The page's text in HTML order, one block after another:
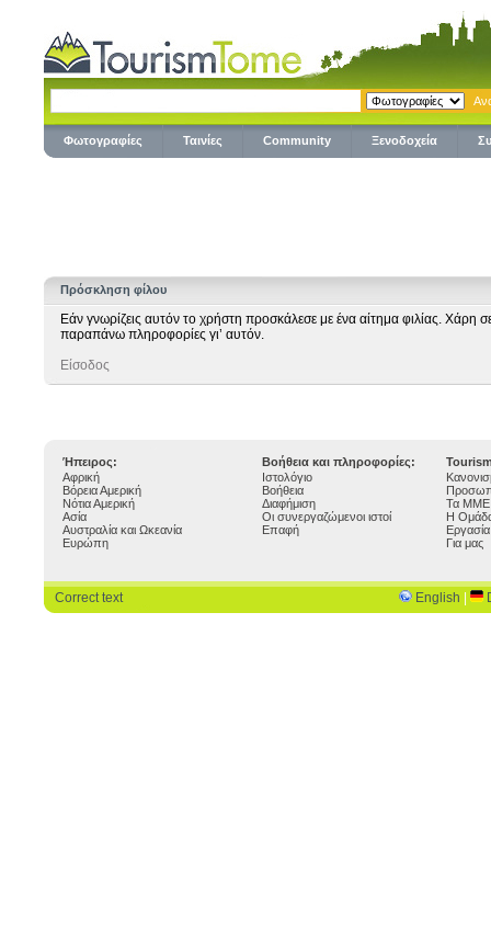
Φωτογραφίες Ταινίες Community Ξενοδοχεία
Πρόσκληση φίλου
Εάν γνωρίζεις αυτόν το χρήστη προσκάλεσε με ένα αίτημα φιλίας. Χάρη
παραπάνω πληροφορίες γι’ αυτόν.
Είσοδος
Ήπειρος: Βοήθεια και πληροφορίες:
Αφρική
Βόρεια Αμερική
Νότια Αμερική
Ασία
Αυστραλία και Ωκεανία
Ευρώπη
Ιστολόγιο
Βοήθεια
Διαφήμιση
Οι συνεργαζώμενοι ιστοί
Επαφή
Τα ΜΜΕ
Η
Εργασία
Για μας
Correct text English